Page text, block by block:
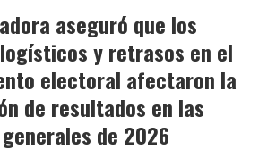
aseguró que los
y retrasos en el
electoral afectaron la
de resultados en las
de 2026